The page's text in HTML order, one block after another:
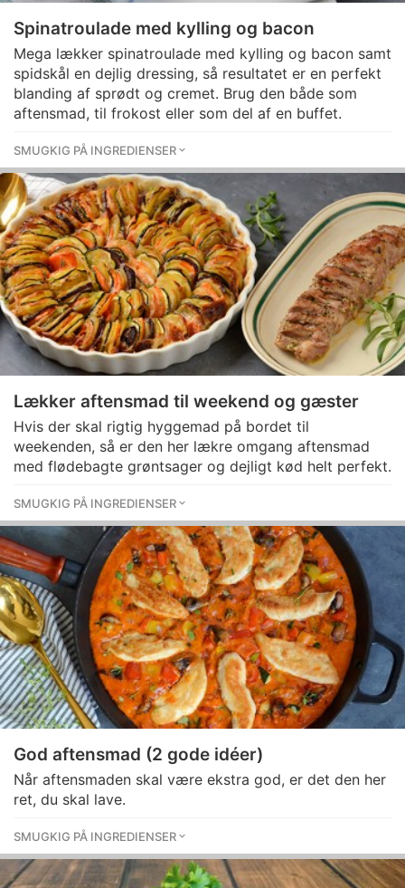
Spinatroulade med kylling og bacon
Mega lækker spinatroulade med kylling og bacon samt
spidskål en dejlig dressing, så resultatet er en perfekt
blanding af sprødt og cremet. Brug den både som
aftensmad, til frokost eller som del af en buffet.
SMUGKIG PÅ INGREDIENSER
Lækker aftensmad til weekend og gæster
Hvis der skal rigtig hyggemad på bordet til
weekenden, så er den her lækre omgang aftensmad
med flødebagte grøntsager og dejligt kød helt perfekt.
SMUGKIG PÅ INGREDIENSER
God aftensmad (2 gode idéer)
Når aftensmaden skal være ekstra god, er det den her
ret, du skal lave.
SMUGKIG PÅ INGREDIENSER